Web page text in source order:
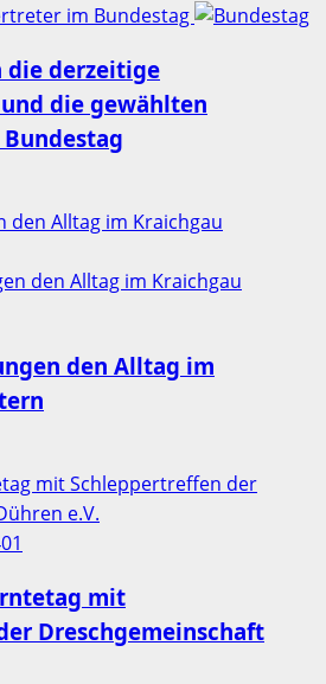
im Bundestag
die derzeitige
die gewählten
den Alltag im Kraichgau
den Alltag im
mit Schleppertreffen der
e.V.
mit
Dreschgemeinschaft